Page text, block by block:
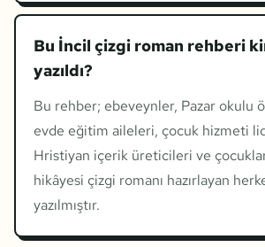
Bu İncil çizgi roman rehberi
yazıldı?
Bu rehber; ebeveynler, Pazar okulu
evde eğitim aileleri, çocuk hizmeti
Hristiyan içerik üreticileri ve
hikâyesi çizgi romanı hazırlayan
yazılmıştır.